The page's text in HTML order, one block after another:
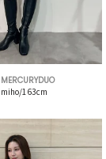
MERCURYDUO
miho/163cm